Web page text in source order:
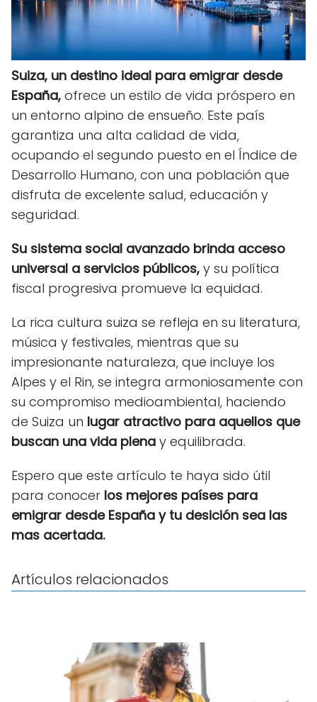
Suiza, un destino ideal para emigrar desde
España, ofrece un estilo de vida próspero en
un entorno alpino de ensueño. Este país
garantiza una alta calidad de vida,
ocupando el segundo puesto en el Índice de
Desarrollo Humano, con una población que
disfruta de excelente salud, educación y
seguridad.
Su sistema social avanzado brinda acceso
universal a servicios públicos, y su política
fiscal progresiva promueve la equidad.
La rica cultura suiza se refleja en su literatura,
música y festivales, mientras que su
impresionante naturaleza, que incluye los
Alpes y el Rin, se integra armoniosamente con
su compromiso medioambiental, haciendo
de Suiza un lugar atractivo para aquellos que
buscan una vida plena y equilibrada.
Espero que este artículo te haya sido útil
para conocer los mejores países para
emigrar desde España y tu desición sea las
mas acertada.
Artículos relacionados